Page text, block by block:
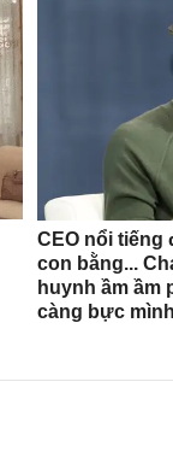
CEO nổi tiếng
con bằng...
huynh ầm ầm
càng bực